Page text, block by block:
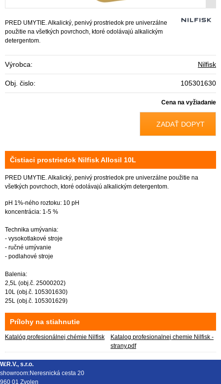
PRED UMYTIE. Alkalický, penivý prostriedok pre univerzálne
použitie na všetkých povrchoch, ktoré odolávajú alkalickým
detergentom.
Výrobca: Nilfisk
Obj. čislo: 105301630
Cena na vyžiadanie
ZADAŤ DOPYT
Čistiaci prostriedok Nilfisk Allosil 10L
PRED UMYTIE. Alkalický, penivý prostriedok pre univerzálne použitie na
všetkých povrchoch, ktoré odolávajú alkalickým detergentom.
pH 1%-ného roztoku: 10 pH
koncentrácia: 1-5 %
Technika umývania:
- vysokotlakové stroje
- ručné umývanie
- podlahové stroje
Balenia:
2,5L (obj.č. 25000202)
10L (obj.č. 105301630)
25L (obj.č. 105301629)
Prílohy na stiahnutie
Katalóg profesionálnej chémie Nilfisk
Katalog profesionalnej chemie Nilfisk -
strany.pdf
W.R.V., s.r.o.
showroom:Neresnická cesta 20
960 01 Zvolen